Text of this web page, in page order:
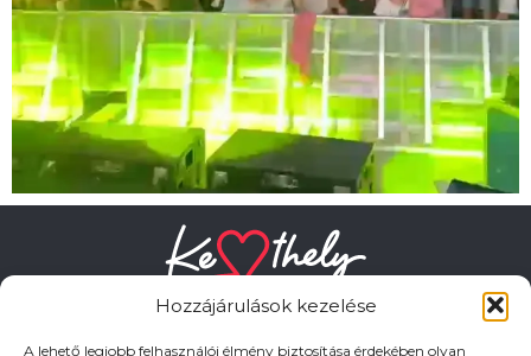
Hozzájárulások kezelése
A lehető legjobb felhasználói élmény biztosítása érdekében olyan